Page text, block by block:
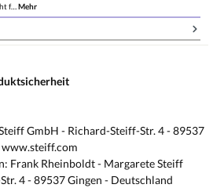
f… Mehr
GmbH - Richard-Steiff-Str. 4 - 89537
Frank Rheinboldt - Margarete Steiff
4 - 89537 Gingen - Deutschland